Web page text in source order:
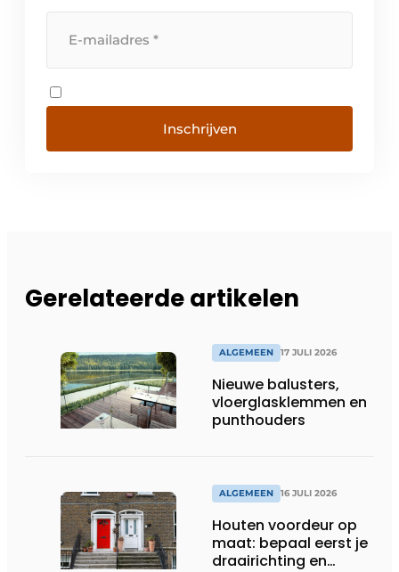
Inschrijven
Gerelateerde artikelen
ALGEMEEN 17 JULI 2026
Nieuwe balusters,
vloerglasklemmen en
punthouders
ALGEMEEN 16 JULI 2026
Houten voordeur op
maat: bepaal eerst je
draairichting en